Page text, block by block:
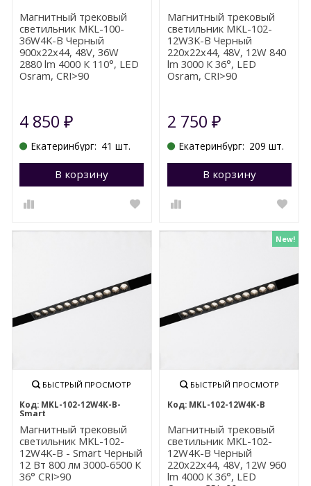
Магнитный трековый
светильник MKL-100-
36W4K-B Черный
900x22x44, 48V, 36W
2880 lm 4000 К 110°, LED
Osram, CRI>90
4 850₽
Екатеринбург: 41 шт.
В корзину Перейти в корзину
Магнитный трековый
светильник MKL-102-
12W3K-B Черный
220x22x44, 48V, 12W 840
lm 3000 К 36°, LED
Osram, CRI>90
2 750 ₽
Екатеринбург: 209 шт.
В корзину
БЫСТРЫЙ ПРОСМОТР
MKL-102-12W4K-B-
Smart
Магнитный трековый
светильник MKL-102-
12W4K-B - Smart Черный
12 Вт 800 лм 3000-6500 К
36° CRI>90
New!
БЫСТРЫЙ ПРОСМОТР
MKL-102-12W4K-B
Магнитный трековый
светильник MKL-102-
12W4K-B Черный
220x22x44, 48V, 12W 960
lm 4000 К 36°, LED